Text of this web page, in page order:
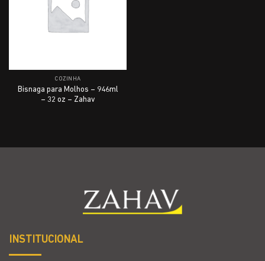
COZINHA
Bisnaga para Molhos – 946ml
– 32 oz – Zahav
INSTITUCIONAL